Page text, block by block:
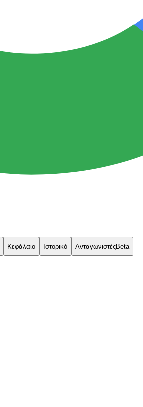
Κεφάλαιο Ιστορικό ΑνταγωνιστέςBeta